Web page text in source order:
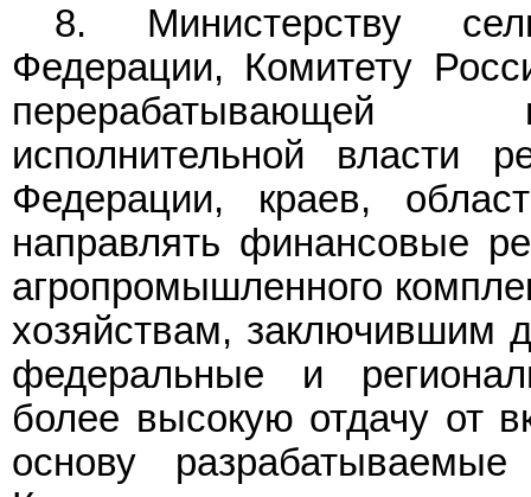
8. Министерству
Федерации, Комитету
перерабатывающей
исполнительной власти
Федерации, краев,
направлять финансовые
агропромышленного
хозяйствам, заключившим
федеральные и
более высокую отдачу от
основу